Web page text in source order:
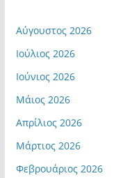
Αύγουστος 2026
Ιούλιος 2026
Ιούνιος 2026
Μάιος 2026
Απρίλιος 2026
Μάρτιος 2026
Φεβρουάριος 2026